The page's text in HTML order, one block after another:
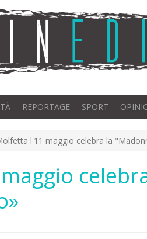
REPORTAGE SPORT
l'11 maggio celebra la